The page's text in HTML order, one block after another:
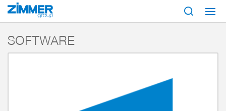
Start Products Software
SOFTWARE